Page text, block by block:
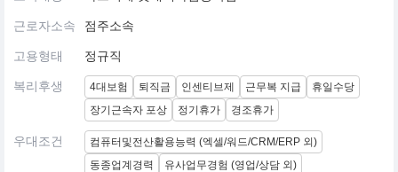
근로자소속 점주소속
고용형태 정규직
복리후생 4대보험 퇴직금 인센티브제 근무복 지급
휴일수당
장기근속자 포상
정기휴가 경조휴가
우대조건
컴퓨터및전산활용능력 (엑셀/워드/CRM/ERP 외)
동종업계경력
유사업무경험 (영업/상담 외)